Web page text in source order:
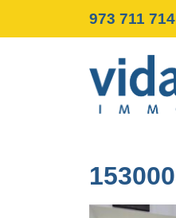
973 711 714
153000